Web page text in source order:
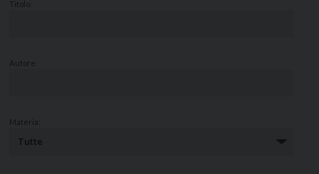
Titolo:
Autore:
Materia: